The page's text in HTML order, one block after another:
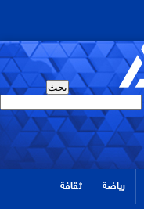
رياضة ثقافة